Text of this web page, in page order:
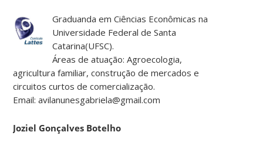
Graduanda em Ciências Econômicas na
Universidade Federal de Santa
Catarina(UFSC).
Áreas de atuação: Agroecologia,
agricultura familiar, construção de mercados e
circuitos curtos de comercialização.
Email: avilanunesgabriela@gmail.com
Joziel Gonçalves Botelho